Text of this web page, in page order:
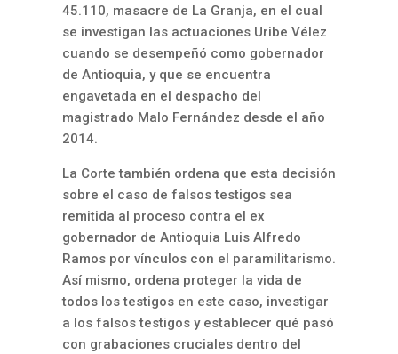
45.110, masacre de La Granja, en el cual
se investigan las actuaciones Uribe Vélez
cuando se desempeñó como gobernador
de Antioquia, y que se encuentra
engavetada en el despacho del
magistrado Malo Fernández desde el año
2014.
La Corte también ordena que esta decisión
sobre el caso de falsos testigos sea
remitida al proceso contra el ex
gobernador de Antioquia Luis Alfredo
Ramos por vínculos con el paramilitarismo.
Así mismo, ordena proteger la vida de
todos los testigos en este caso, investigar
a los falsos testigos y establecer qué pasó
con grabaciones cruciales dentro del